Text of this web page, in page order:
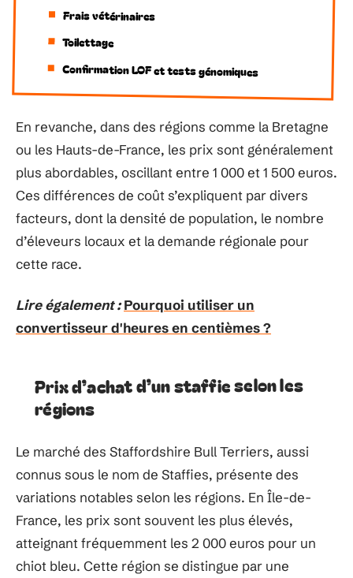
Frais vétérinaires
Toilettage
Confirmation LOF et tests génomiques
En revanche, dans des régions comme la Bretagne
ou les Hauts-de-France, les prix sont généralement
plus abordables, oscillant entre 1 000 et 1 500 euros.
Ces différences de coût s’expliquent par divers
facteurs, dont la densité de population, le nombre
d’éleveurs locaux et la demande régionale pour
cette race.
Lire également : Pourquoi utiliser un
convertisseur d'heures en centièmes ?
Prix d’achat d’un staffie selon les
régions
Le marché des Staffordshire Bull Terriers, aussi
connus sous le nom de Staffies, présente des
variations notables selon les régions. En Île-de-
France, les prix sont souvent les plus élevés,
atteignant fréquemment les 2 000 euros pour un
chiot bleu. Cette région se distingue par une